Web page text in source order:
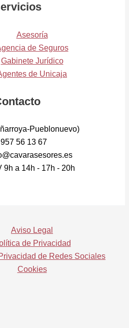
Asesoría
de Seguros
Gabinete Jurídico
de Unicaja
Pueblonuevo)
56 13 67
9h a 14h - 17h - 20h
Aviso Legal
de Privacidad
de Redes Sociales
Cookies